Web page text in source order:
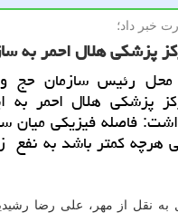
خبر داد؛
پزشكی هلال احمر به
رئیس سازمان حج
پزشکی هلال احمر به
فاصله فیزیکی میان
هرچه کمتر باشد به نفع
نقل از مهر، علی رضا